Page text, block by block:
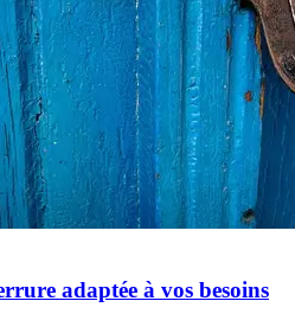
adaptée à vos besoins